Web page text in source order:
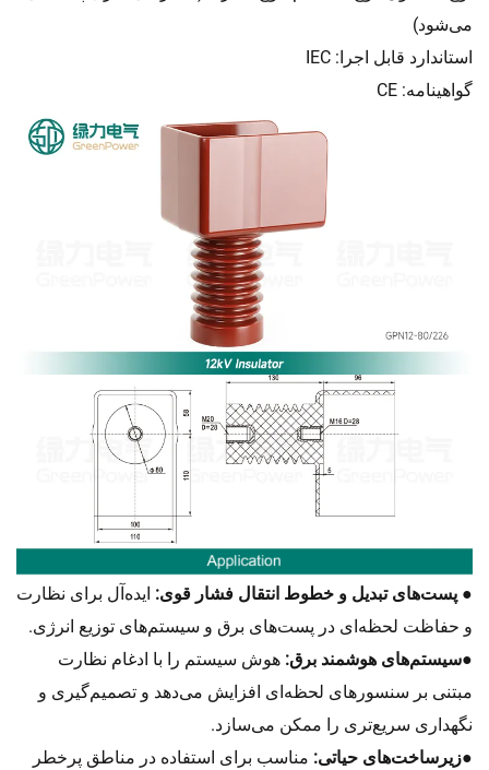
می‌شود)
استاندارد قابل اجرا: IEC
گواهینامه: CE
● پست‌های تبدیل و خطوط انتقال فشار قوی: ایده‌آل برای نظارت
و حفاظت لحظه‌ای در پست‌های برق و سیستم‌های توزیع انرژی.
●سیستم‌های هوشمند برق: هوش سیستم را با ادغام نظارت
مبتنی بر سنسورهای لحظه‌ای افزایش می‌دهد و تصمیم‌گیری و
نگهداری سریع‌تری را ممکن می‌سازد.
●زیرساخت‌های حیاتی: مناسب برای استفاده در مناطق پرخطر